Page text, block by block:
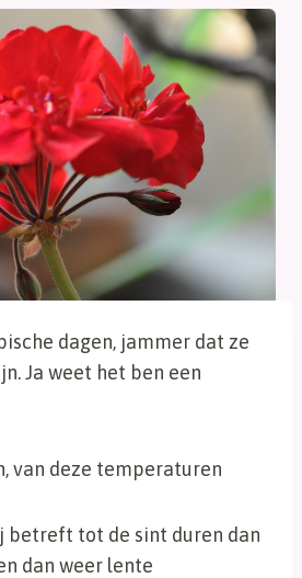
dagen, jammer dat ze
Ja weet het ben een
van deze temperaturen
betreft tot de sint duren dan
dan weer lente